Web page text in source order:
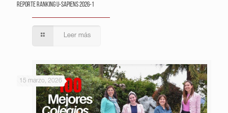
Reporte Ranking U-Sapiens 2026-1
Leer más
15 marzo, 2026